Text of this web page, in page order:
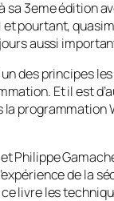
sa 3eme édition
et pourtant,
aussi
des principes
Et il est
programmation
Philippe
de la
livre les